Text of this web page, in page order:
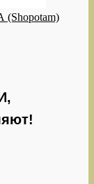
(Shopotam)